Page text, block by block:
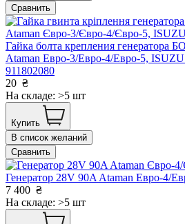
Сравнить
Гайка болта крепления
Ataman Евро-3/Евро-4/Евро-5,
911802080
20 ₴
На складе: >5 шт
Купить
В список желаний
Сравнить
Генератор 28V 90A Ataman Евро-4/
7 400 ₴
На складе: >5 шт